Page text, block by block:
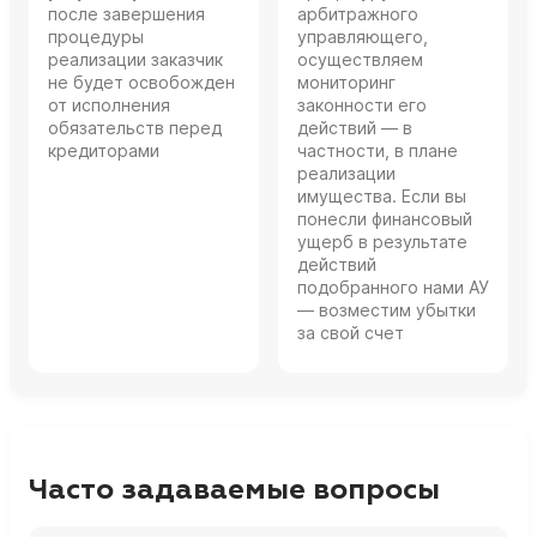
после завершения
процедуры
реализации заказчик
не будет освобожден
от исполнения
обязательств перед
кредиторами
арбитражного
управляющего,
осуществляем
мониторинг
законности его
действий — в
частности, в плане
реализации
имущества. Если вы
понесли финансовый
ущерб в результате
действий
подобранного нами АУ
— возместим убытки
за свой счет
Часто задаваемые вопросы